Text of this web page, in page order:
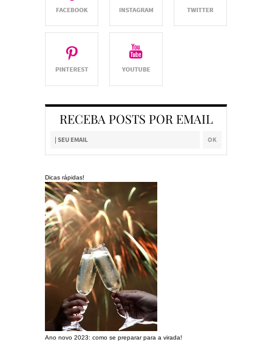
RECEBA POSTS POR EMAIL
Dicas rápidas!
Ano novo 2023: como se preparar para a virada!